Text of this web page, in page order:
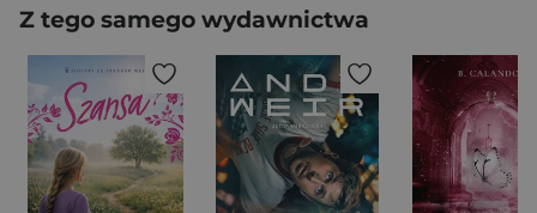
Z tego samego wydawnictwa